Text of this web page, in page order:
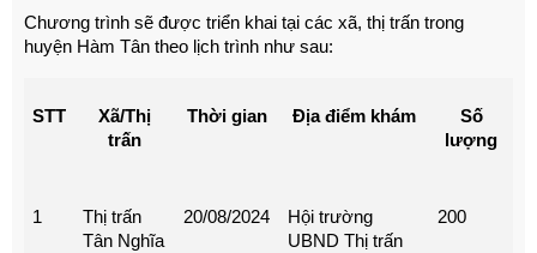
Chương trình sẽ được triển khai tại các xã, thị trấn trong
huyện Hàm Tân theo lịch trình như sau:
STT
Xã/Thị
trấn
Thời gian Địa điểm khám
Số
lượng
1
Thị trấn
Tân Nghĩa
20/08/2024
Hội trường
UBND Thị trấn
200